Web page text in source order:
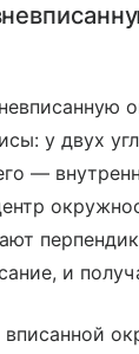
у двух
—
и
вписанной